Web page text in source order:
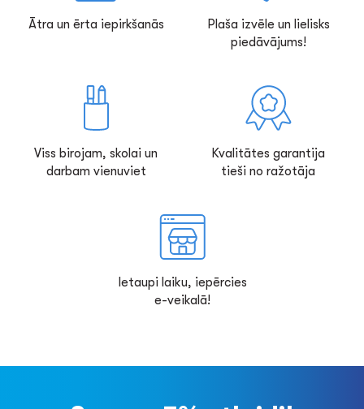
Ātra un ērta iepirkšanās
Plaša izvēle un lielisks
piedāvājums!
Viss birojam, skolai un
darbam vienuviet
Kvalitātes garantija
tieši no ražotāja
Ietaupi laiku, iepērcies
e-veikalā!